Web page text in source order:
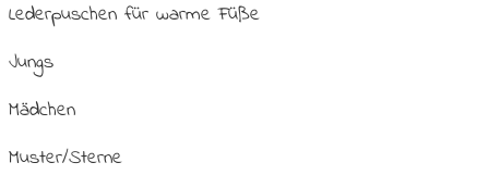
Lederpuschen für warme Füße
Jungs
Mädchen
Muster/Sterne